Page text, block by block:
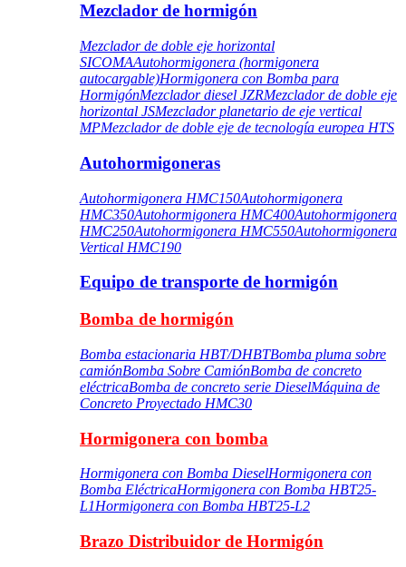
Mezclador de hormigón
Mezclador de doble eje horizontal
SICOMAAutohormigonera (hormigonera
autocargable)Hormigonera con Bomba para
HormigónMezclador diesel JZRMezclador de doble eje
horizontal JSMezclador planetario de eje vertical
MPMezclador de doble eje de tecnología europea HTS
Autohormigoneras
Autohormigonera HMC150Autohormigonera
HMC350Autohormigonera HMC400Autohormigonera
HMC250Autohormigonera HMC550Autohormigonera
Vertical HMC190
Equipo de transporte de hormigón
Bomba de hormigón
Bomba estacionaria HBT/DHBTBomba pluma sobre
camiónBomba Sobre CamiónBomba de concreto
eléctricaBomba de concreto serie DieselMáquina de
Concreto Proyectado HMC30
Hormigonera con bomba
Hormigonera con Bomba DieselHormigonera con
Bomba EléctricaHormigonera con Bomba HBT25-
L1Hormigonera con Bomba HBT25-L2
Brazo Distribuidor de Hormigón